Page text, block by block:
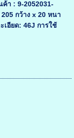
า : 9-2052031-
กว้าง x 20 หนา
เอียด: 46J การใช้